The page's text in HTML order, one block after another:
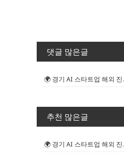
댓글 많은글
🌍 경
추천 많은글
🌍 경